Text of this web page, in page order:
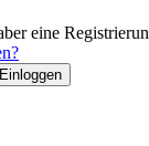
eine